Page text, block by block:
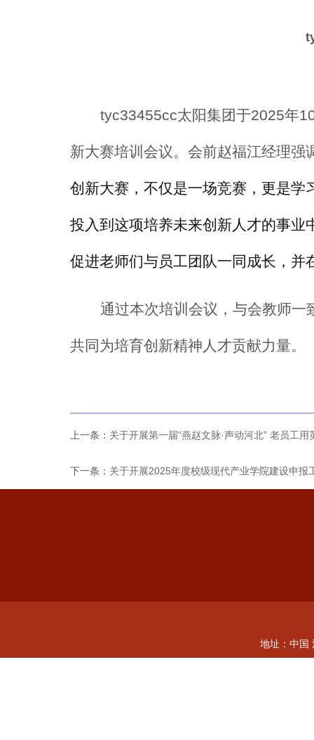
tyc33455cc太阳集团于2025年
新大赛培训会议。会前赵福江经理强
创新大赛，不仅是一场竞赛，更是学
投入到这项培养未来创新人才的事业
促进老师们与员工团队一同成长，并
通过本次培训会议，与会教师一
共同为培育创新精神人才贡献力量。
上一条： 关于开展第一届“燕赵文脉·声动河北” 老员工
下一条： 关于开展2025年度校级现代产业学院建设申报
地址：中国